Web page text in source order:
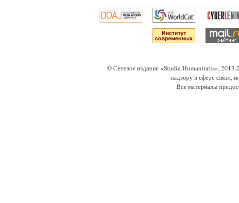
© Сетевое издание «Studia Humanitatis»,
надзору в сфере связи,
Все материалы